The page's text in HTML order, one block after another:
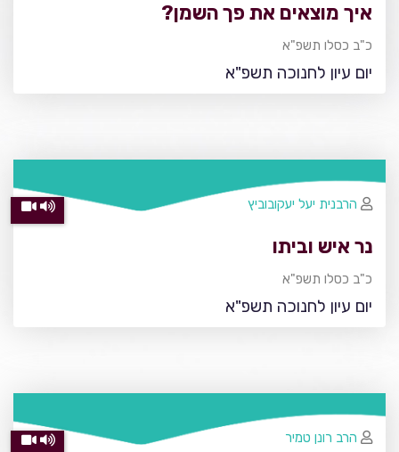
איך מוצאים את פך השמן?
כ"ב כסלו תשפ"א
יום עיון לחנוכה תשפ"א
נר איש וביתו
כ"ב כסלו תשפ"א
יום עיון לחנוכה תשפ"א
הרבנית יעל יעקובוביץ
הרב רונן טמיר